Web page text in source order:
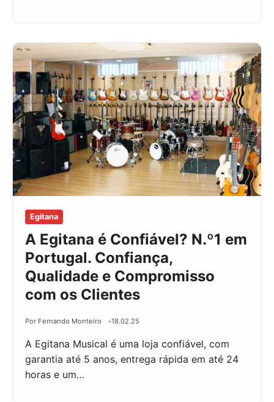
Egitana
A Egitana é Confiável? N.º1 em
Portugal. Confiança,
Qualidade e Compromisso
com os Clientes
Por Fernando Monteiro 18.02.25
A Egitana Musical é uma loja confiável, com
garantia até 5 anos, entrega rápida em até 24
horas e um…